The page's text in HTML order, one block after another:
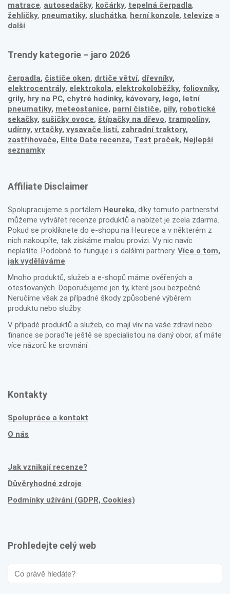
matrace, autosedačky, kočárky, tepelná čerpadla,
žehličky, pneumatiky, sluchátka, herní konzole, televize a
další.
Trendy kategorie – jaro 2026
čerpadla, čističe oken, drtiče větví, dřevníky,
elektrocentrály, elektrokola, elektrokoloběžky, foliovníky,
grily, hry na PC, chytré hodinky, kávovary, lego, letní
pneumatiky, meteostanice, parní čističe, pily, robotické
sekačky, sušičky ovoce, štípačky na dřevo, trampolíny,
udírny, vrtačky, vysavače listí, zahradní traktory,
zastřihovače, Elite Date recenze, Test praček, Nejlepší
seznamky
Affiliate Disclaimer
Spolupracujeme s portálem Heureka, díky tomuto partnerství
můžeme vytvářet recenze produktů a nabízet je zcela zdarma.
Pokud se prokliknete do e-shopu na Heurece a v některém z
nich nakoupíte, tak získáme malou provizi. Vy nic navíc
neplatíte. Podobně to funguje i s dalšími partnery. Více o tom,
jak vyděláváme.
Mnoho produktů, služeb a e-shopů máme ověřených a
otestovaných. Doporučujeme jen ty, které jsou bezpečné.
Neručíme však za případné škody způsobené výběrem
produktu nebo služby.
V případě produktů a služeb, co mají vliv na vaše zdraví nebo
finance se poraďte ještě se specialistou na daný obor, ať máte
více názorů ke srovnání.
Kontakty
Spolupráce a kontakt
O nás
Jak vznikají recenze?
Důvěryhodné zdroje
Podmínky užívání (GDPR, Cookies)
Prohledejte celý web